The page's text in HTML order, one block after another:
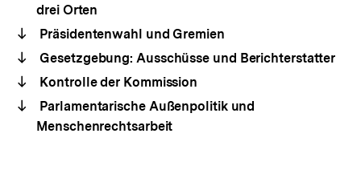
drei Orten
Präsidentenwahl und Gremien
Gesetzgebung: Ausschüsse und Berichterstatter
Kontrolle der Kommission
Parlamentarische Außenpolitik und
Menschenrechtsarbeit